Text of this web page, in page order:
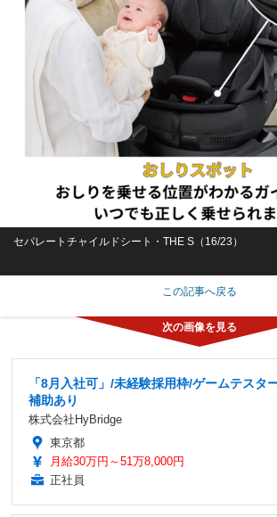
セパレートチャイルドシート・THE S（16/23）
この記事へ戻る
「8月入社可」/未経験採用枠/ゲームテスタ
補助あり
株式会社HyBridge
東京都
月給30万円～51万8,000円
正社員